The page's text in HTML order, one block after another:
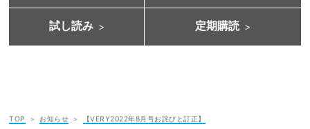
試し読み 定期購読
TOP お知らせ 【VERY2022年8月号お詫びと訂正】